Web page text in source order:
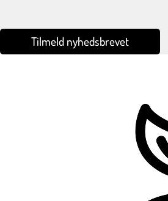
Tilmeld nyhedsbrevet